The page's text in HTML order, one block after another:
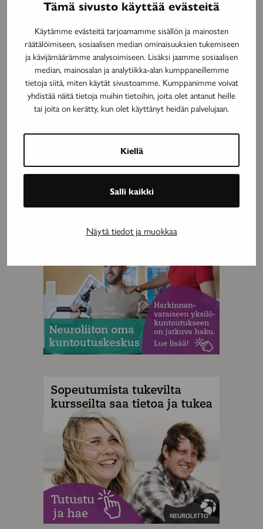
Tämä sivusto käyttää evästeitä
Käytämme evästeitä tarjoamamme sisällön ja mainosten
räätälöimiseen, sosiaalisen median ominaisuuksien tukemiseen
ja kävijämäärämme analysoimiseen. Lisäksi jaamme sosiaalisen
median, mainosalan ja analytiikka-alan kumppaneillemme
tietoja siitä, miten käytät sivustoamme. Kumppanimme voivat
yhdistää näitä tietoja muihin tietoihin, joita olet antanut heille
tai joita on kerätty, kun olet käyttänyt heidän palvelujaan.
Kiellä
Salli kaikki
Näytä tiedot ja muokkaa
MAINOS